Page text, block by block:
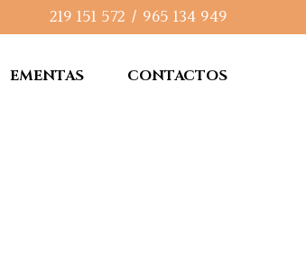
219 151 572 / 965 134 949
EMENTAS CONTACTOS